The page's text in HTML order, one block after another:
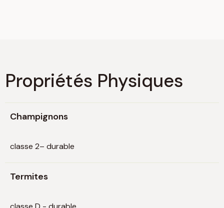
Propriétés Physiques
Champignons
classe 2– durable
Termites